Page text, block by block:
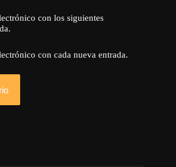
con los siguientes
con cada nueva entrada.